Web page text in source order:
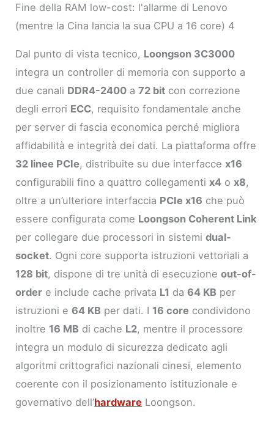
Fine della RAM low-cost: l'allarme di Lenovo
(mentre la Cina lancia la sua CPU a 16 core) 4
Dal punto di vista tecnico, Loongson 3C3000
integra un controller di memoria con supporto a
due canali DDR4-2400 a72 bit con correzione
degli errori ECC, requisito fondamentale anche
per server di fascia economica perché migliora
affidabilità e integrità dei dati. La piattaforma offre
32 linee PCIe, distribuite su due interfaccex16
configurabili fino a quattro collegamentix4 ox8,
oltre a un’ulteriore interfaccia PCIe x16 che può
essere configurata come Loongson Coherent Link
per collegare due processori in sistemidual-
socket. Ogni core supporta istruzioni vettoriali a
128 bit, dispone di tre unità di esecuzioneout-of-
order e include cache privata L1 da64 KB per
istruzioni e64 KB per dati. I 16 core condividono
inoltre 16 MB di cache L2, mentre il processore
integra un modulo di sicurezza dedicato agli
algoritmi crittografici nazionali cinesi, elemento
coerente con il posizionamento istituzionale e
governativo dell’hardware Loongson.